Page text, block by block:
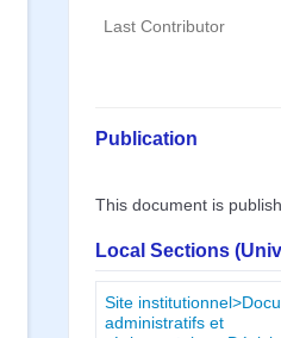
Last Contributor
Publication
This document is
Local Sections
Site
administratifs et